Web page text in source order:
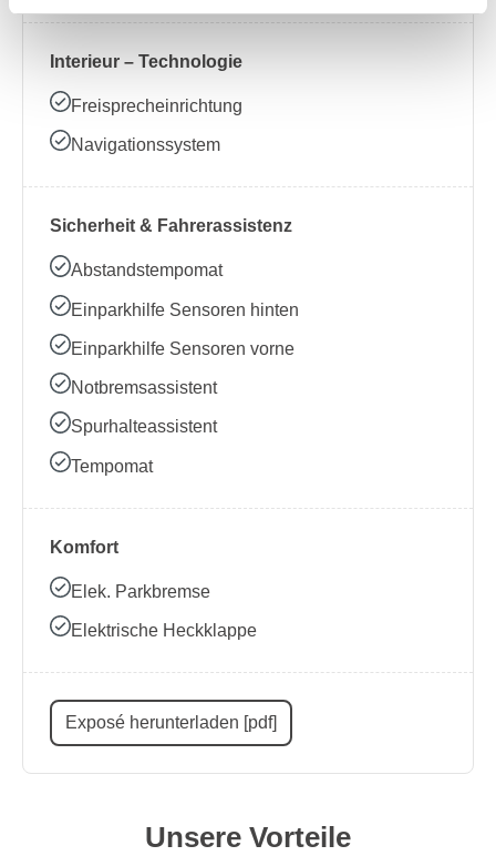
Interieur – Technologie
Freisprecheinrichtung
Navigationssystem
Sicherheit & Fahrerassistenz
Abstandstempomat
Einparkhilfe Sensoren hinten
Einparkhilfe Sensoren vorne
Notbremsassistent
Spurhalteassistent
Tempomat
Komfort
Elek. Parkbremse
Elektrische Heckklappe
Exposé herunterladen [pdf]
Unsere Vorteile